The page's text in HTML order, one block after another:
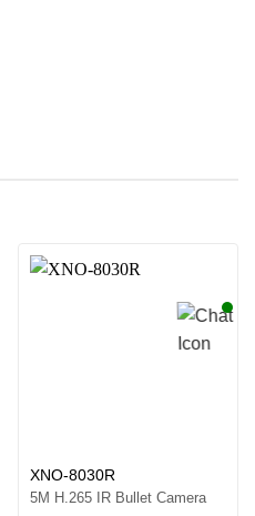
XNO-8030R
5M H.265 IR Bullet Camera